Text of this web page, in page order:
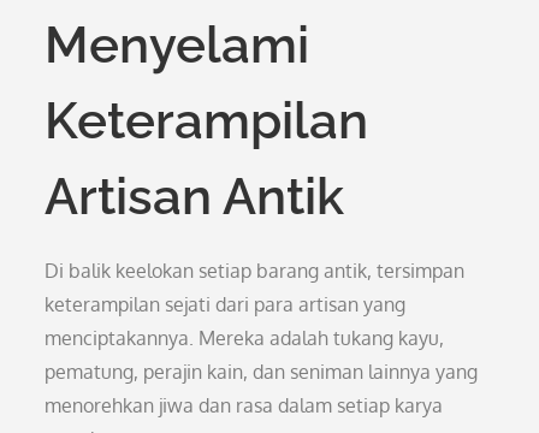
Menyelami
Keterampilan
Artisan Antik
Di balik keelokan setiap barang antik, tersimpan
keterampilan sejati dari para artisan yang
menciptakannya. Mereka adalah tukang kayu,
pematung, perajin kain, dan seniman lainnya yang
menorehkan jiwa dan rasa dalam setiap karya